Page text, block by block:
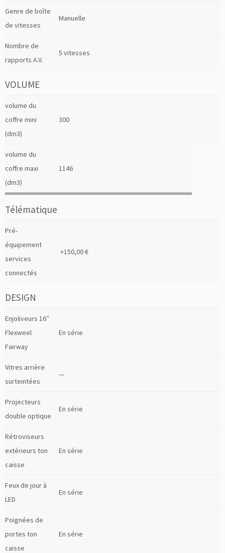
Genre de boîte
de vitesses
Manuelle
Nombre de
rapports A.V.
5 vitesses
VOLUME
volume du
coffre mini
(dm3)
300
volume du
coffre maxi
(dm3)
1146
Télématique
Pré-
équipement
services
connectés
+150,00 €
DESIGN
Enjoliveurs 16″
Flexweel
Fairway
En série
Vitres arrière
surteintées
—
Projecteurs
double optique
En série
Rétroviseurs
extérieurs ton
caisse
En série
Feux de jour à
LED
En série
Poignées de
portes ton
caisse
En série